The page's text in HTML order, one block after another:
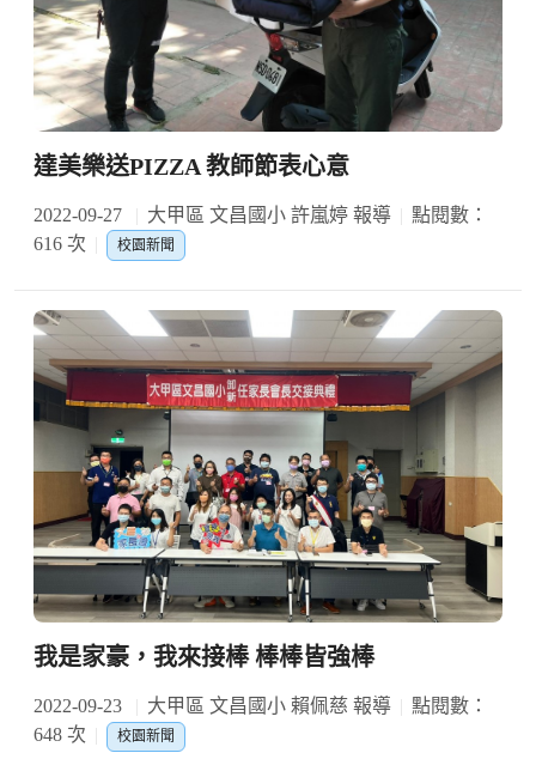
達美樂送PIZZA 教師節表心意
2022-09-27 大甲區 文昌國小 許嵐婷 報導
點閱數：
616 次
校園新聞
我是家豪，我來接棒 棒棒皆強棒
2022-09-23 大甲區 文昌國小 賴佩慈 報導
點閱數：
648 次
校園新聞